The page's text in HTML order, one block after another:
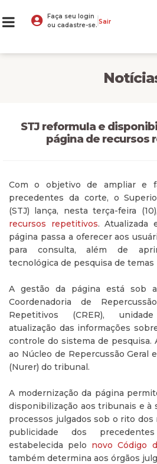
Faça seu login
ou cadastre-se. Sair
STJ reformula e
página de recursos
Com o objetivo de ampliar e
precedentes da corte, o
(STJ) lança, nesta terça-feira
recursos repetitivos. Atualizada
página passa a oferecer aos
para consulta, além de
tecnológica de pesquisa de
A gestão da página está sob
Coordenadoria de
Repetitivos (CRER),
atualização das informações
controle do sistema de pesquisa.
ao Núcleo de Repercussão Geral
(Nurer) do tribunal.
A modernização da página
disponibilização aos tribunais e à
processos julgados sob o rito
publicidade dos
estabelecida pelo novo Código
também determina aos órgãos